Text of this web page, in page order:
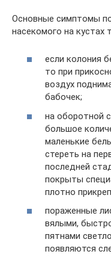
Основные симптомы
насекомого на
если колония
то при
воздух
бабочек;
на оборотной
большое
маленькие
стереть на
последней
покрыты
плотно
пораженные
вялыми,
пятнами
появляются